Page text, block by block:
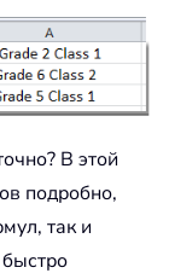
В этой
подробно,
так и